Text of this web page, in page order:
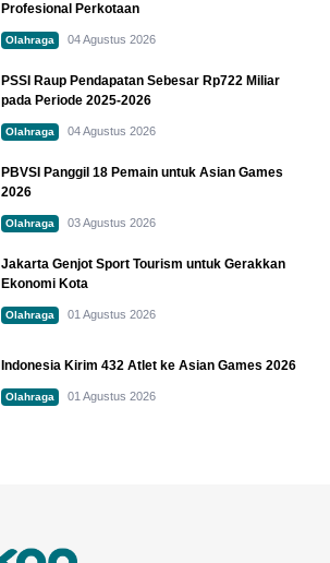
Profesional Perkotaan
Olahraga 04 Agustus 2026
PSSI Raup Pendapatan Sebesar Rp722 Miliar
pada Periode 2025-2026
Olahraga 04 Agustus 2026
PBVSI Panggil 18 Pemain untuk Asian Games
2026
Olahraga 03 Agustus 2026
Jakarta Genjot Sport Tourism untuk Gerakkan
Ekonomi Kota
Olahraga 01 Agustus 2026
Indonesia Kirim 432 Atlet ke Asian Games 2026
Olahraga 01 Agustus 2026